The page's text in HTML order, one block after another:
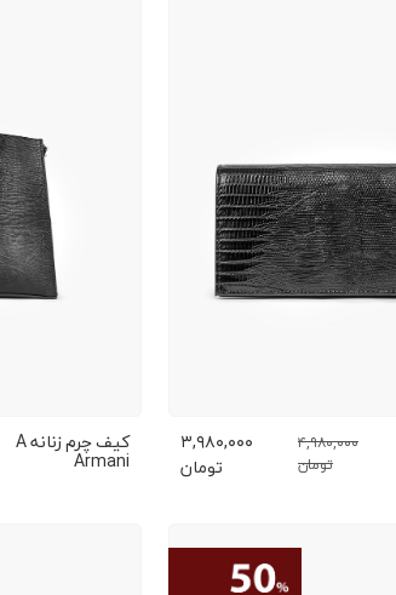
۴,۹۸۰,۰۰۰
تومان
۳,۹۸۰,۰۰۰
تومان
کیف چرم زنانه A
Armani